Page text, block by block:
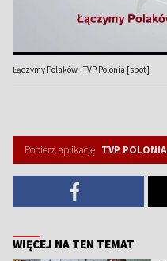
Łączymy Polaków - TVP Polonia [spot]
Pobierz aplikację TVP POLONIA
WIĘCEJ NA TEN TEMAT